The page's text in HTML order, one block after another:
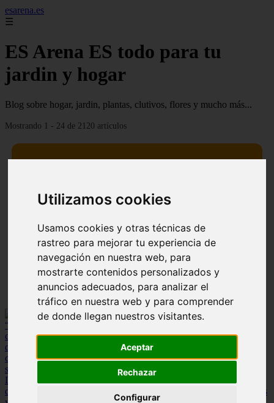
Utilizamos cookies
Usamos cookies y otras técnicas de
rastreo para mejorar tu experiencia de
navegación en nuestra web, para
mostrarte contenidos personalizados y
anuncios adecuados, para analizar el
tráfico en nuestra web y para comprender
de donde llegan nuestros visitantes.
Aceptar
Rechazar
Configurar
esarena.es
☰
ES Arena ES todo para tu
jardin y hogar
Blog sobre hogar, jardin, plantas, clutivos, flores y mucho más...
Mostrando 1 - 24 de 2120 artículos
defendible